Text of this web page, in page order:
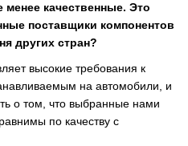
качественные. Это
поставщики компонентов
других стран?
высокие требования к
на автомобили, и
о том, что выбранные нами
по качеству с